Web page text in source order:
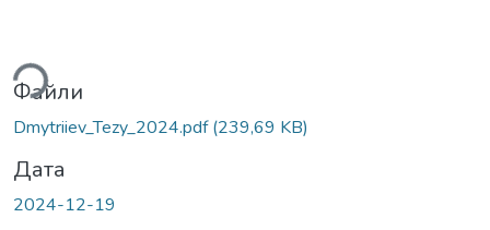
Файли
Dmytriiev_Tezy_2024.pdf(239,69 KB)
Дата
2024-12-19